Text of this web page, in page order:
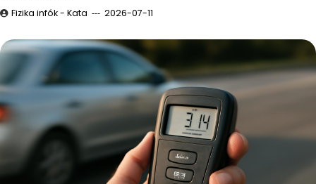
Fizika infók - Kata 2026-07-11